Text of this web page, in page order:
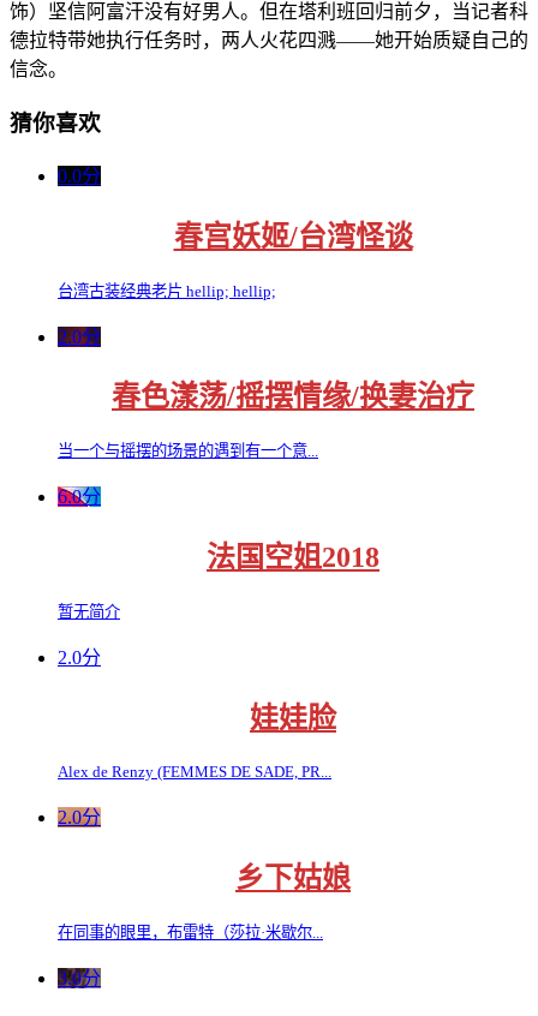
饰）坚信阿富汗没有好男人。但在塔利班回归前夕，当记者科
德拉特带她执行任务时，两人火花四溅——她开始质疑自己的
信念。
猜你喜欢
0.0分
春宫妖姬/台湾怪谈
台湾古装经典老片 hellip; hellip;
2.0分
春色漾荡/摇摆情缘/换妻治疗
当一个与摇摆的场景的遇到有一个意...
6.0分
法国空姐2018
暂无简介
2.0分
娃娃脸
Alex de Renzy (FEMMES DE SADE, PR...
2.0分
乡下姑娘
在同事的眼里，布雷特（莎拉·米歇尔...
3.0分